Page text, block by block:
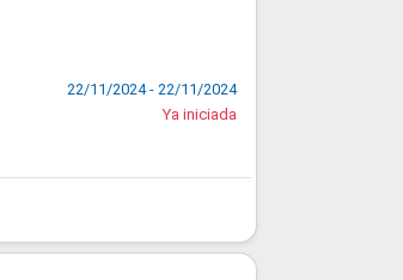
22/11/2024 - 22/11/2024
Ya iniciada